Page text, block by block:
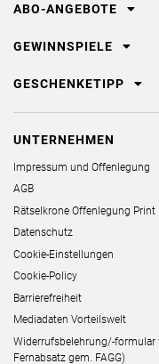
ABO-ANGEBOTE
GEWINNSPIELE
GESCHENKETIPP
UNTERNEHMEN
Impressum und Offenlegung
AGB
Rätselkrone Offenlegung Print
Datenschutz
Cookie-Einstellungen
Cookie-Policy
Barrierefreiheit
Mediadaten Vorteilswelt
Widerrufsbelehrung/-formular
Fernabsatz gem. FAGG)